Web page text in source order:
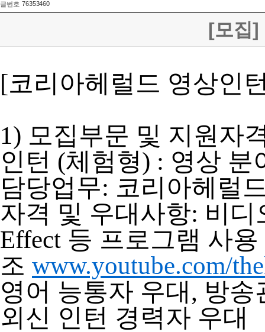
글번호 76353460
[모집]
[코리아헤럴드 영상인
1) 모집부문 및 지원자
인턴 (체험형) : 영상 분
담당업무: 코리아헤럴
자격 및 우대사항: 비디
Effect 등 프로그램 사
조 www.youtube.com/
영어 능통자 우대, 방
외신 인턴 경력자 우대